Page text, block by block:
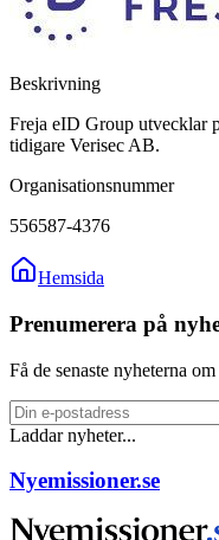
Beskrivning
Freja eID Group utvecklar
tidigare Verisec AB.
Organisationsnummer
556587-4376
Hemsida
Prenumerera på
Få de senaste nyheterna
Laddar nyheter...
Nyemissioner.se